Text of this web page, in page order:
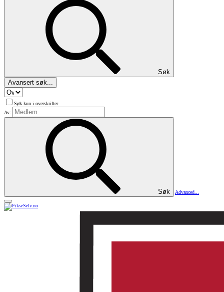
Søk
Avansert søk...
Søk kun i overskrifter
Av:
Søk Advanced...